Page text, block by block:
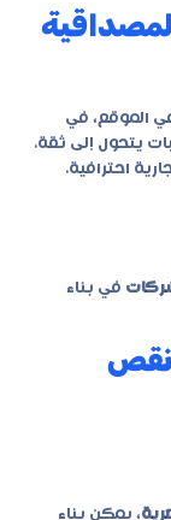
الموقع، في
يتحول إلى ثقة.
احترافية.
في بناء
نقص
، يمكن بناء